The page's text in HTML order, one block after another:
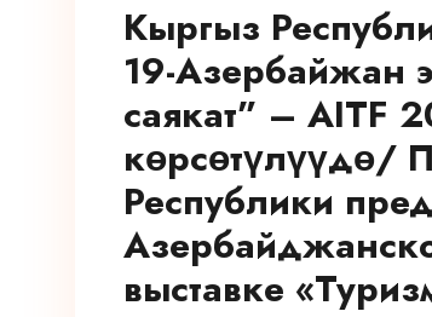
Кыргыз
19-Азербайжан
саякат” – AITF
көрсөтүлүүдө/
Республики
выставке